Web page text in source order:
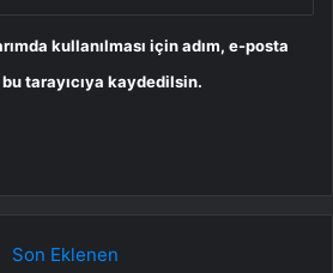
kullanılması için adım, e-posta
tarayıcıya kaydedilsin.
Son Eklenen